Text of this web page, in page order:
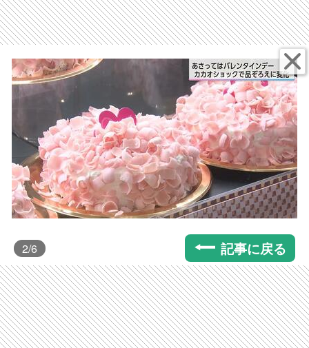
2/6 記事に戻る